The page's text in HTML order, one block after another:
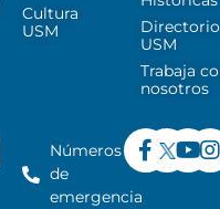
Cultura
USM
Directorio
USM
Trabaja
nosotros
Números
de
emergencia